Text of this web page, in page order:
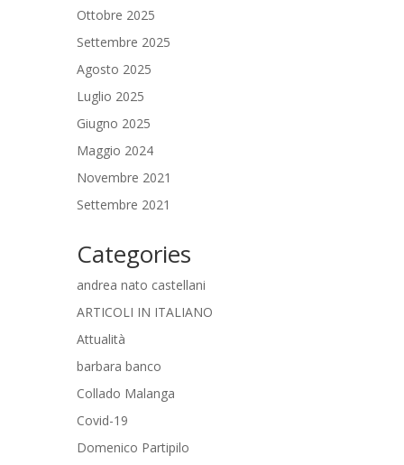
Ottobre 2025
Settembre 2025
Agosto 2025
Luglio 2025
Giugno 2025
Maggio 2024
Novembre 2021
Settembre 2021
Categories
andrea nato castellani
ARTICOLI IN ITALIANO
Attualità
barbara banco
Collado Malanga
Covid-19
Domenico Partipilo